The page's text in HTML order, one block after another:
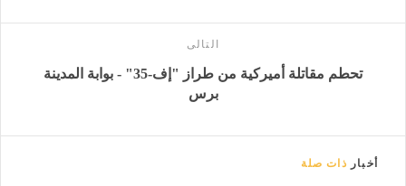
التالى
تحطم مقاتلة أميركية من طراز "إف-35" - بوابة المدينة
برس
أخبار ذات صلة